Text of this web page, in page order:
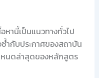
อหานี้เป็นแนวทางทั่วไป
ำกับประกาศของสถาบัน
หนดล่าสุดของหลักสูตร